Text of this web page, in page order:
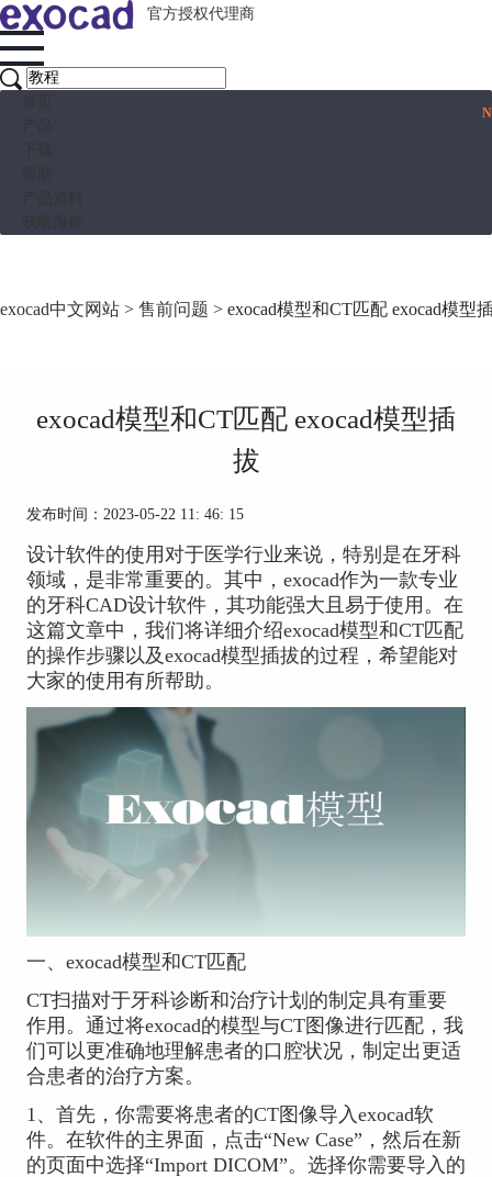
官方授权代理商
exocad中文网站 > 售前问题 > exocad模型和CT匹配 exocad模型
exocad模型和CT匹配 exocad模型插
拔
发布时间：2023-05-22 11: 46: 15
设计软件的使用对于医学行业来说，特别是在牙科
领域，是非常重要的。其中，exocad作为一款专业
的牙科CAD设计软件，其功能强大且易于使用。在
这篇文章中，我们将详细介绍exocad模型和CT匹配
的操作步骤以及exocad模型插拔的过程，希望能对
大家的使用有所帮助。
一、exocad模型和CT匹配
CT扫描对于牙科诊断和治疗计划的制定具有重要
作用。通过将exocad的模型与CT图像进行匹配，我
们可以更准确地理解患者的口腔状况，制定出更适
合患者的治疗方案。
1、首先，你需要将患者的CT图像导入exocad软
件。在软件的主界面，点击“New Case”，然后在新
的页面中选择“Import DICOM”。选择你需要导入的